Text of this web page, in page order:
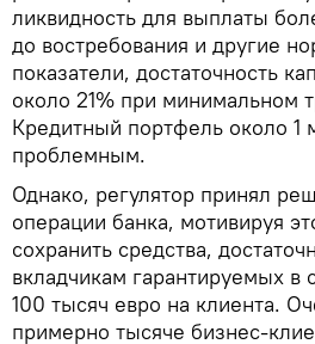
ликвидность для выплаты
до востребования и другие
показатели, достаточность
около 21% при минимальном
Кредитный портфель около 1
проблемным.
Однако, регулятор принял
операции банка, мотивируя
сохранить средства,
вкладчикам гарантируемых в
100 тысяч евро на клиента.
примерно тысяче бизнес-